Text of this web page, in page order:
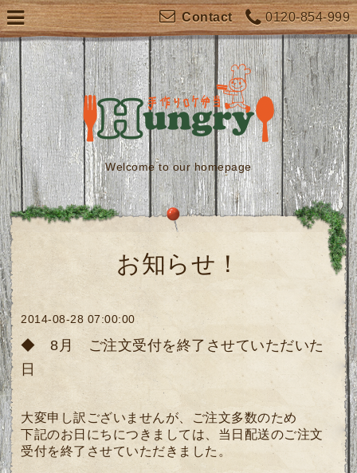
0120-854-999
Contact
Welcome to our homepage
お知らせ！
2014-08-28 07:00:00
◆ 8月 ご注文受付を終了させていただいた
日
大変申し訳ございませんが、ご注文多数のため
下記のお日にちにつきましては、当日配送のご注文
受付を終了させていただきました。